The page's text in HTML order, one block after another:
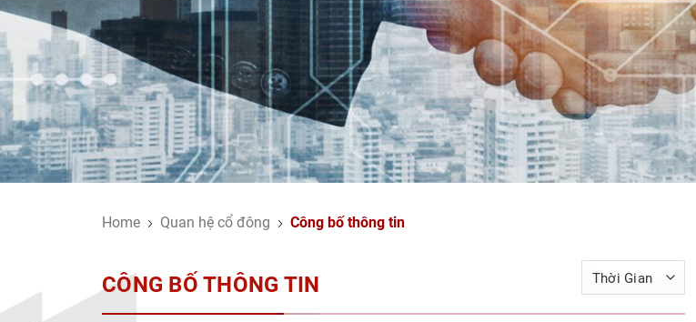
Home Quan hệ cổ đông Công bố thông tin
CÔNG BỐ THÔNG TIN